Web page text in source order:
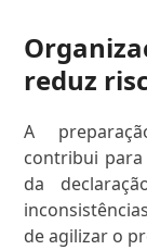
reduz
A
contribui
da
de agilizar o